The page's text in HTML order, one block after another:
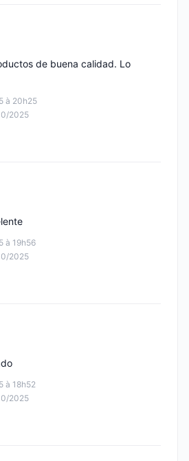
à 20h25
2025
de buena calidad. Lo
à 19h56
2025
à 18h52
2025